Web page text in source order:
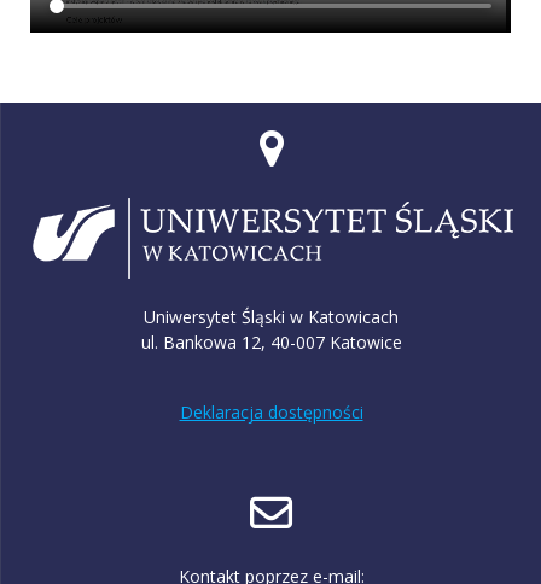
Uniwersytet Śląski w Katowicach
ul. Bankowa 12, 40-007 Katowice
Deklaracja dostępności
Kontakt poprzez e-mail: